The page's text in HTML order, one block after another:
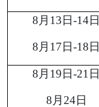
8 月 13日-14日
8 月 17日-18日
8 月 19日-21 日
8 月 24日